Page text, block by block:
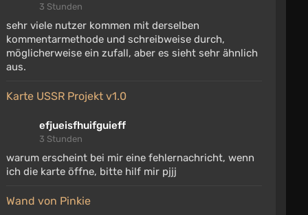
3 Stunden
sehr viele nutzer kommen mit derselben
kommentarmethode und schreibweise durch,
möglicherweise ein zufall, aber es sieht sehr ähnlich
aus.
Karte USSR Projekt v1.0
efjueisfhuifguieff
3 Stunden
warum erscheint bei mir eine fehlernachricht, wenn
ich die karte öffne, bitte hilf mir pjjj
Wand von Pinkie